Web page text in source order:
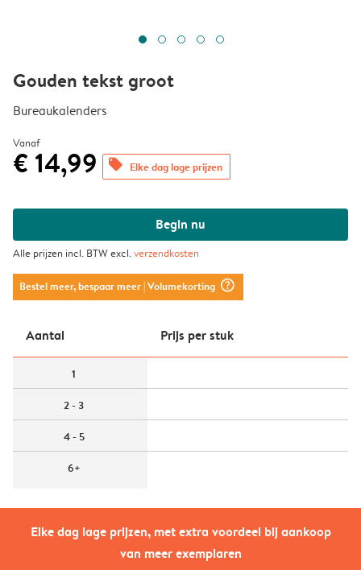
Elke dag lage prijzen, met extra voordeel bij aankoop
van meer exemplaren
Gouden tekst groot
Bureaukalenders
Vanaf
€ 14,99 offers Elke dag lage prijzen
Begin nu
Alle prijzen incl. BTW excl.verzendkosten
Bestel meer, bespaar meer| Volumekorting question_mark_circle
Aantal Prijs per stuk
1
2 - 3
4 - 5
6+